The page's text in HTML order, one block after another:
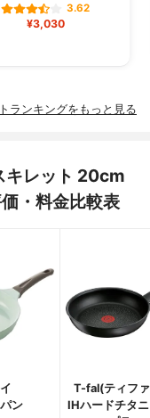
3.62
¥3,030
ランキングをもっと見る
キレット 20cm
・料金比較表
ン
T-fal(ティフ
IHハードチタ